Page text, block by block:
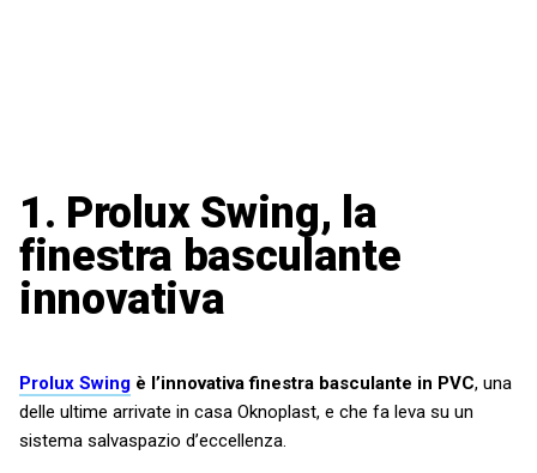
1. Prolux Swing, la
finestra basculante
innovativa
Prolux Swing è l’innovativa finestra basculante in PVC, una
delle ultime arrivate in casa Oknoplast, e che fa leva su un
sistema salvaspazio d’eccellenza.